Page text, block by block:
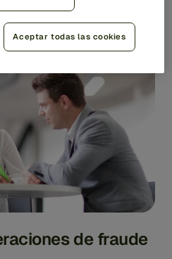
de fraude
Aceptar todas las cookies